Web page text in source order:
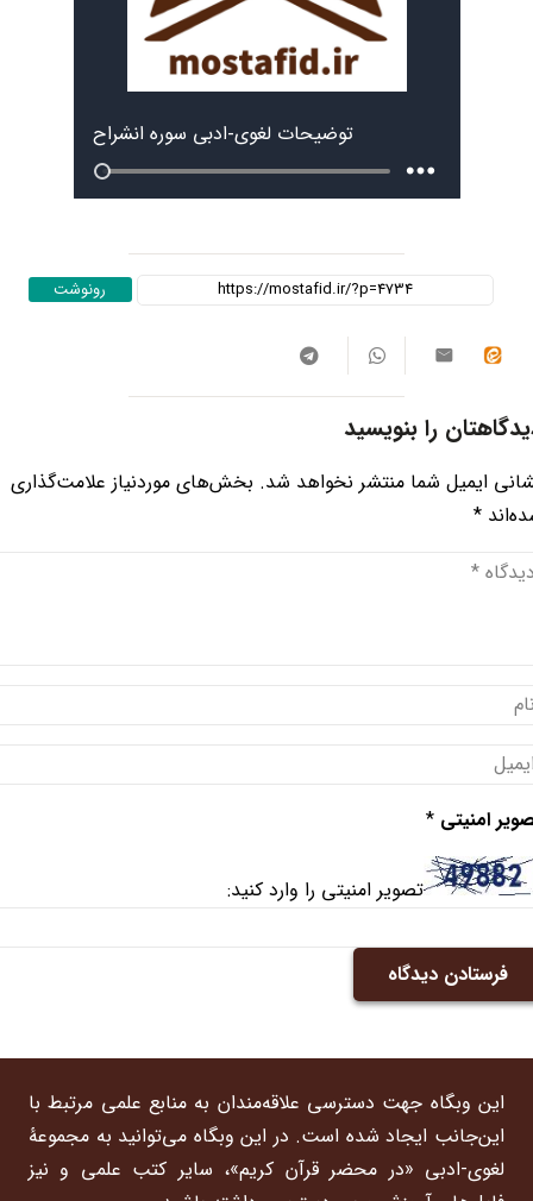
رونوشت
را بنویسید
ایمیل شما منتشر نخواهد شد. بخش‌های موردنیاز علامت‌گذاری
*
امنیتی *
تصویر امنیتی را وارد کنید:
فرستادن دیدگاه
این وبگاه جهت دسترسی علاقه‌مندان به منابع علمی مرتبط با
این‌جانب ایجاد شده است. در این وبگاه می‌توانید به مجموعۀ
لغوی-ادبی «در محضر قرآن کریم»، سایر کتب علمی و نیز